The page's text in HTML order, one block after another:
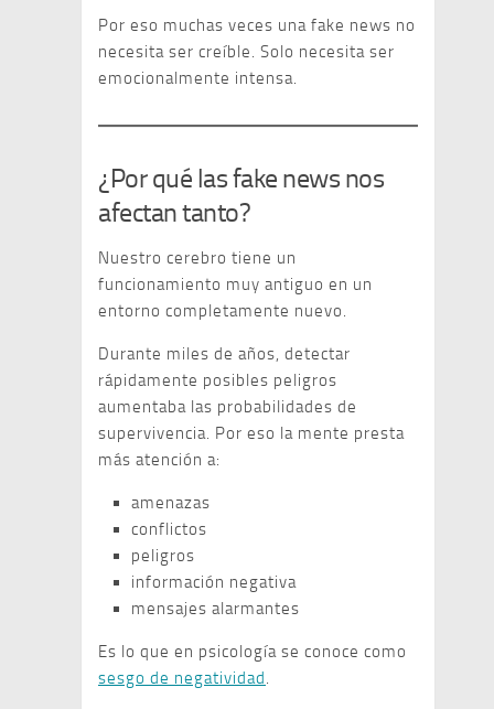
Por eso muchas veces una fake news no
necesita ser creíble. Solo necesita ser
emocionalmente intensa.
¿Por qué las fake news nos
afectan tanto?
Nuestro cerebro tiene un
funcionamiento muy antiguo en un
entorno completamente nuevo.
Durante miles de años, detectar
rápidamente posibles peligros
aumentaba las probabilidades de
supervivencia. Por eso la mente presta
más atención a:
amenazas
conflictos
peligros
información negativa
mensajes alarmantes
Es lo que en psicología se conoce como
sesgo de negatividad.